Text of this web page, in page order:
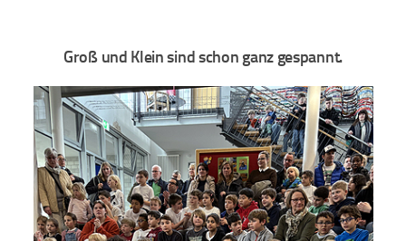
Groß und Klein sind schon ganz gespannt.